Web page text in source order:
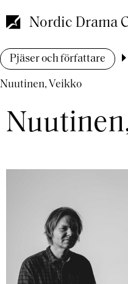
till
huvudinnehåll
Nordic Drama
Länkstig
Pjäser och författare
Nuutinen, Veikko